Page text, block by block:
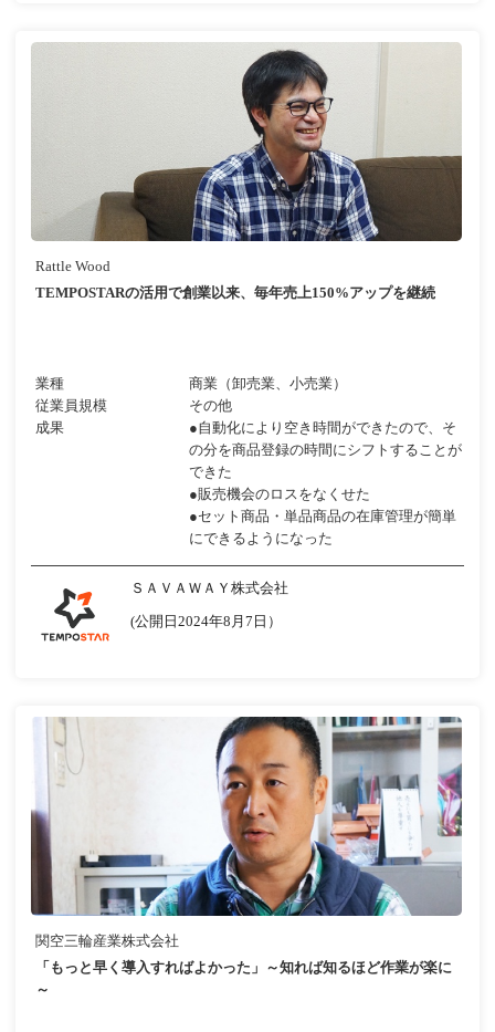
Rattle Wood
TEMPOSTARの活用で創業以来、毎年売上150%アップを継続
業種
商業（卸売業、小売業）
従業員規模
その他
成果
●自動化により空き時間ができたので、そ
の分を商品登録の時間にシフトすることが
できた
●販売機会のロスをなくせた
●セット商品・単品商品の在庫管理が簡単
にできるようになった
ＳＡＶＡＷＡＹ株式会社
(公開日2024年8月7日）
関空三輪産業株式会社
「もっと早く導入すればよかった」～知れば知るほど作業が楽に
～